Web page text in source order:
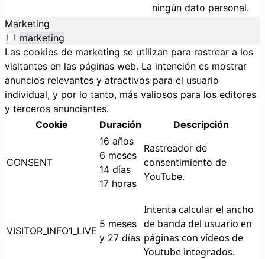
ningún dato personal.
Marketing
marketing
Las cookies de marketing se utilizan para rastrear a los
visitantes en las páginas web. La intención es mostrar
anuncios relevantes y atractivos para el usuario
individual, y por lo tanto, más valiosos para los editores
y terceros anunciantes.
Cookie
Duración Descripción
CONSENT
16 años
6 meses
14 días
17 horas
Rastreador de
consentimiento de
YouTube.
VISITOR_INFO1_LIVE
5 meses
y 27 días
Intenta calcular el ancho
de banda del usuario en
páginas con vídeos de
Youtube integrados.